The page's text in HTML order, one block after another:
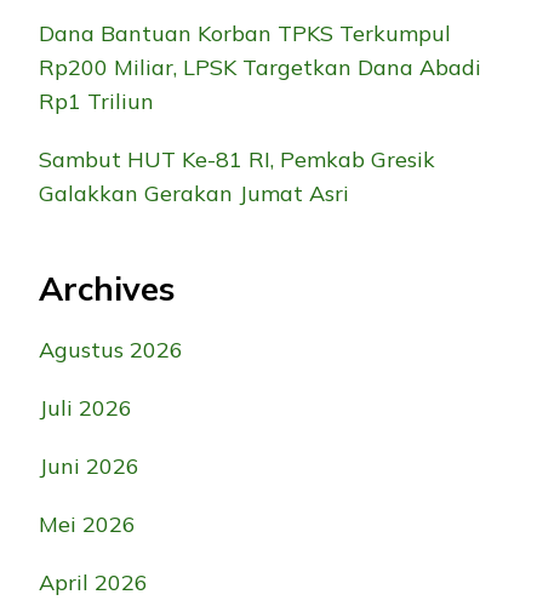
Dana Bantuan Korban TPKS Terkumpul
Rp200 Miliar, LPSK Targetkan Dana Abadi
Rp1 Triliun
Sambut HUT Ke-81 RI, Pemkab Gresik
Galakkan Gerakan Jumat Asri
Archives
Agustus 2026
Juli 2026
Juni 2026
Mei 2026
April 2026